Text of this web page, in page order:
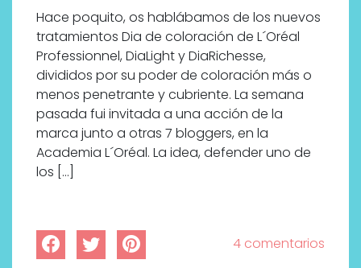
Hace poquito, os hablábamos de los nuevos
tratamientos Dia de coloración de L´Oréal
Professionnel, DiaLight y DiaRichesse,
divididos por su poder de coloración más o
menos penetrante y cubriente. La semana
pasada fui invitada a una acción de la
marca junto a otras 7 bloggers, en la
Academia L´Oréal. La idea, defender uno de
los […]
4 comentarios